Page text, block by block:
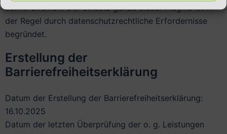
Barrierefreiheit. Der Einsatz genau dieser Plugins ist in
der Regel durch datenschutzrechtliche Erfordernisse
begründet.
Erstellung der
Barrierefreiheitserklärung
Datum der Erstellung der Barrierefreiheitserklärung:
16.10.2025
Datum der letzten Überprüfung der o. g. Leistungen